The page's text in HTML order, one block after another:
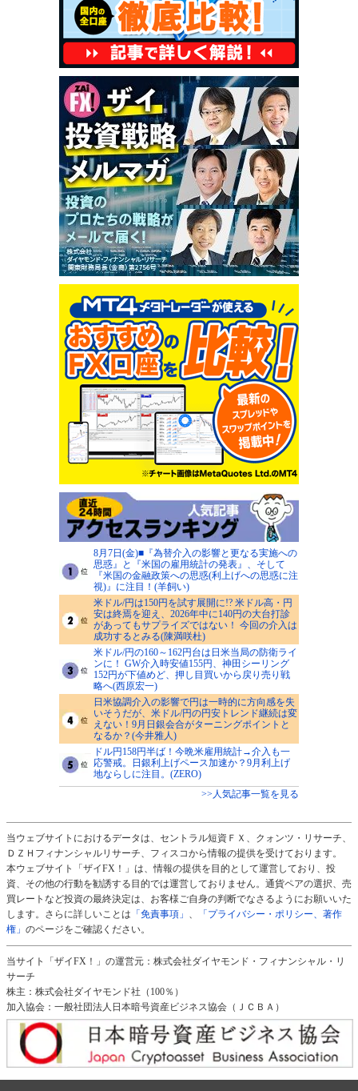
8月7日(金)■『為替介入の影響と更なる実施への
思惑』と『米国の雇用統計の発表』、そして
『米国の金融政策への思惑(利上げへの思惑に注
視)』に注目！(羊飼い)
米ドル/円は150円を試す展開に!? 米ドル高・円
安は終焉を迎え、2026年中に140円の大台打診
があってもサプライズではない！ 今回の介入は
成功するとみる(陳満咲杜)
米ドル/円の160～162円台は日米当局の防衛ライ
ンに！ GW介入時安値155円、神田シーリング
152円が下値めど、押し目買いから戻り売り戦
略へ(西原宏一)
日米協調介入の影響で円は一時的に方向感を失
いそうだが、米ドル/円の円安トレンド継続は変
えない！9月日銀会合がターニングポイントと
なるか？(今井雅人)
ドル円158円半ば！今晩米雇用統計→介入も一
応警戒。日銀利上げペース加速か？9月利上げ
地ならしに注目。(ZERO)
>>人気記事一覧を見る
当ウェブサイトにおけるデータは、セントラル短資ＦＸ、クォンツ・リサーチ、
ＤＺＨフィナンシャルリサーチ、フィスコから情報の提供を受けております。
本ウェブサイト「ザイFX！」は、情報の提供を目的として運営しており、投
資、その他の行動を勧誘する目的では運営しておりません。通貨ペアの選択、売
買レートなど投資の最終決定は、お客様ご自身の判断でなさるようにお願いいた
します。さらに詳しいことは 「免責事項」
「プライバシー・ポリシー、著作
権」 のページをご確認ください。
当サイト「ザイFX！」の運営元：株式会社ダイヤモンド・フィナンシャル・リ
サーチ
株主：株式会社ダイヤモンド社（100％）
加入協会：一般社団法人日本暗号資産ビジネス協会（ＪＣＢＡ）